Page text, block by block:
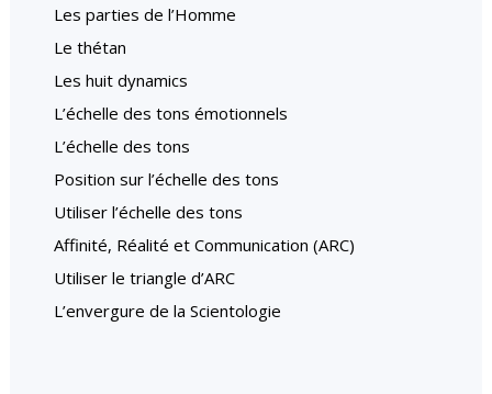
Les parties de l’Homme
Le thétan
Les huit dynamics
L’échelle des tons émotionnels
L’échelle des tons
Position sur l’échelle des tons
Utiliser l’échelle des tons
Affinité, Réalité et Communication (ARC)
Utiliser le triangle d’ARC
L’envergure de la Scientologie